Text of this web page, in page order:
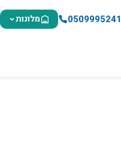
0509995241 מלונות